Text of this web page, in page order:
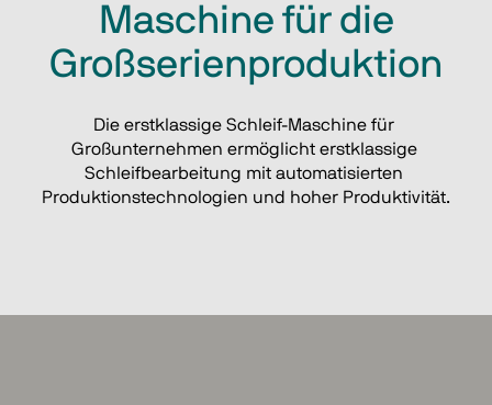
Maschine für die
Großserienproduktion
Die erstklassige Schleif-Maschine für
Großunternehmen ermöglicht erstklassige
Schleifbearbeitung mit automatisierten
Produktionstechnologien und hoher Produktivität.